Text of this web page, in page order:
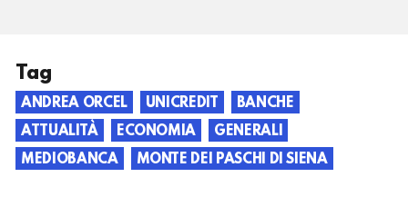
Tag
ANDREA ORCEL UNICREDIT
BANCHE
ATTUALITÀ
ECONOMIA
GENERALI
MEDIOBANCA
MONTE DEI PASCHI DI SIENA